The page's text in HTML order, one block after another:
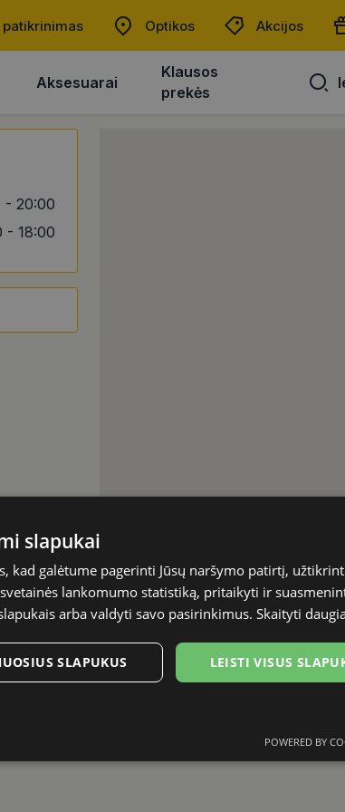
patikrinimas Optikos Akcijos
Aksesuarai
Klausos
prekės
- 20:00
- 18:00
slapukai
kad galėtume pagerinti Jūsų naršymo patirtį,
lankomumo statistiką, pritaikyti ir
arba valdyti savo pasirinkimus. Skaityti
LEISTI VISUS
SLAPUKUS
slapukai
slapukai
POWERED BY